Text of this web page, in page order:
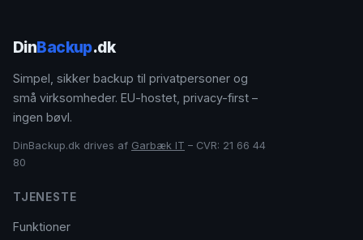
DinBackup.dk
Simpel, sikker backup til privatpersoner og
små virksomheder. EU-hostet, privacy-first –
ingen bøvl.
DinBackup.dk drives af Garbæk IT – CVR: 21 66 44
80
TJENESTE
Funktioner